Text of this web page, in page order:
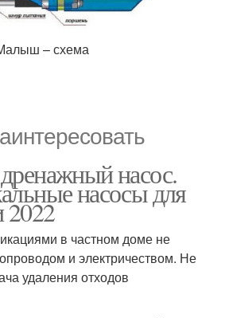
– схема
насос.
насосы для
2022
в частном доме не
и электричеством. Не
удаления отходов